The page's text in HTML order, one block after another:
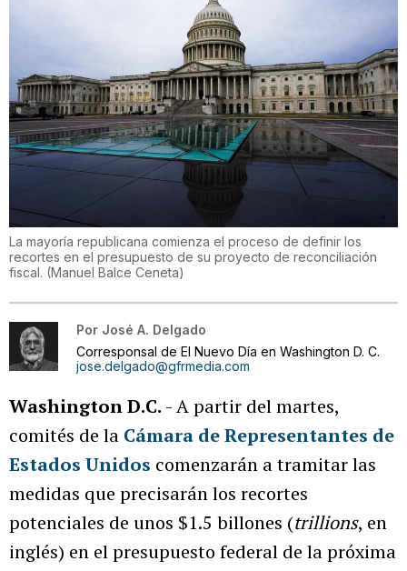
La mayoría republicana comienza el proceso de definir los
recortes en el presupuesto de su proyecto de reconciliación
fiscal. (Manuel Balce Ceneta)
Por José A. Delgado
Corresponsal de El Nuevo Día en Washington D. C.
jose.delgado@gfrmedia.com
Washington D.C. - A partir del martes,
comités de la Cámara de Representantes de
Estados Unidos comenzarán a tramitar las
medidas que precisarán los recortes
potenciales de unos $1.5 billones (trillions, en
inglés) en el presupuesto federal de la próxima